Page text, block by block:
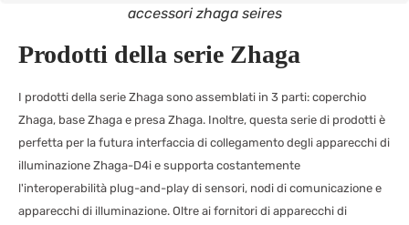
accessori zhaga seires
Prodotti della serie Zhaga
I prodotti della serie Zhaga sono assemblati in 3 parti: coperchio
Zhaga, base Zhaga e presa Zhaga. Inoltre, questa serie di prodotti è
perfetta per la futura interfaccia di collegamento degli apparecchi di
illuminazione Zhaga-D4i e supporta costantemente
l'interoperabilità plug-and-play di sensori, nodi di comunicazione e
apparecchi di illuminazione. Oltre ai fornitori di apparecchi di